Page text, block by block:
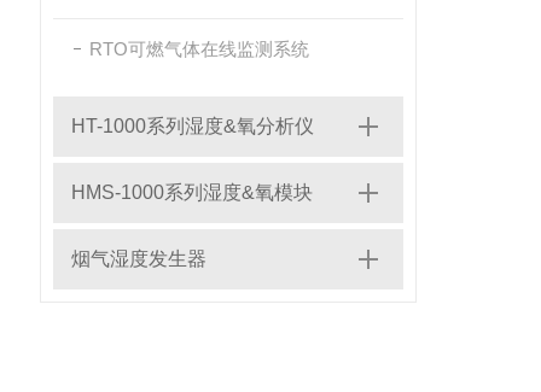
RTO可燃气体在线监测系统
HT-1000系列湿度&氧分析仪
HMS-1000系列湿度&氧模块
烟气湿度发生器